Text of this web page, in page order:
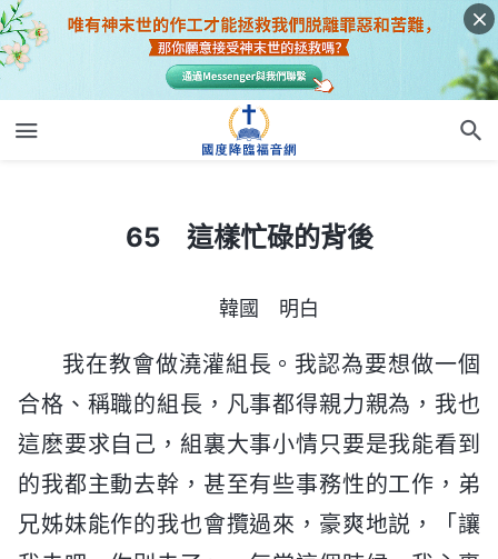
65 這樣忙碌的背後
韓國 明白
我在教會做澆灌組長。我認為要想做一個
合格、稱職的組長，凡事都得親力親為，我也
這麽要求自己，組裏大事小情只要是我能看到
的我都主動去幹，甚至有些事務性的工作，弟
兄姊妹能作的我也會攬過來，豪爽地説，「讓